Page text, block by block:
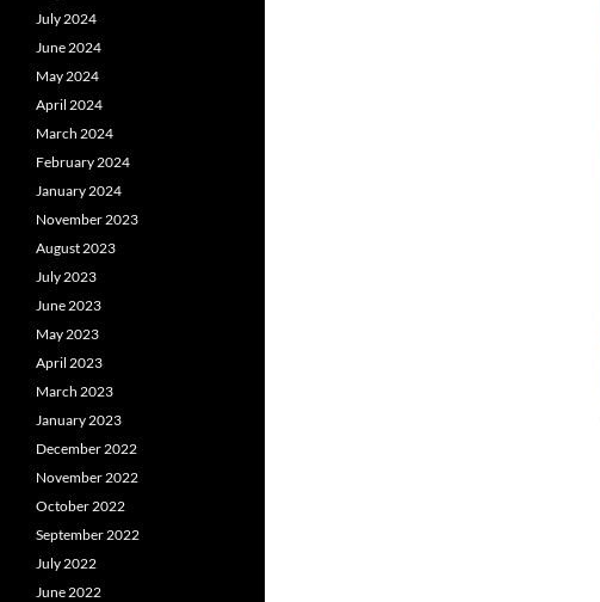
July 2024
June 2024
May 2024
April 2024
March 2024
February 2024
January 2024
November 2023
August 2023
July 2023
June 2023
May 2023
April 2023
March 2023
January 2023
December 2022
November 2022
October 2022
September 2022
July 2022
June 2022